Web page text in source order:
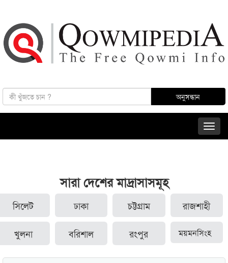
সারা দেশের মাদ্রাসাসমূহ
সিলেট ঢাকা চট্টগ্রাম রাজশাহী
খুলনা বরিশাল রংপুর ময়মনসিংহ